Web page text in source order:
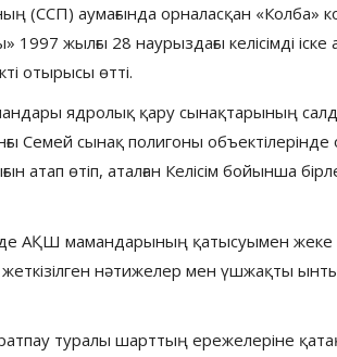
(ССП) аумағында орналасқан «Колба»
жылғы 28 наурыздағы келісімді
отырысы өтті.
ядролық қару сынақтарының
Семей сынақ полигоны объектілерінде
атап өтіп, аталған Келісім бойынша
АҚШ мамандарының қатысуымен жеке
нәтижелер мен үшжақты
туралы шарттың ережелеріне